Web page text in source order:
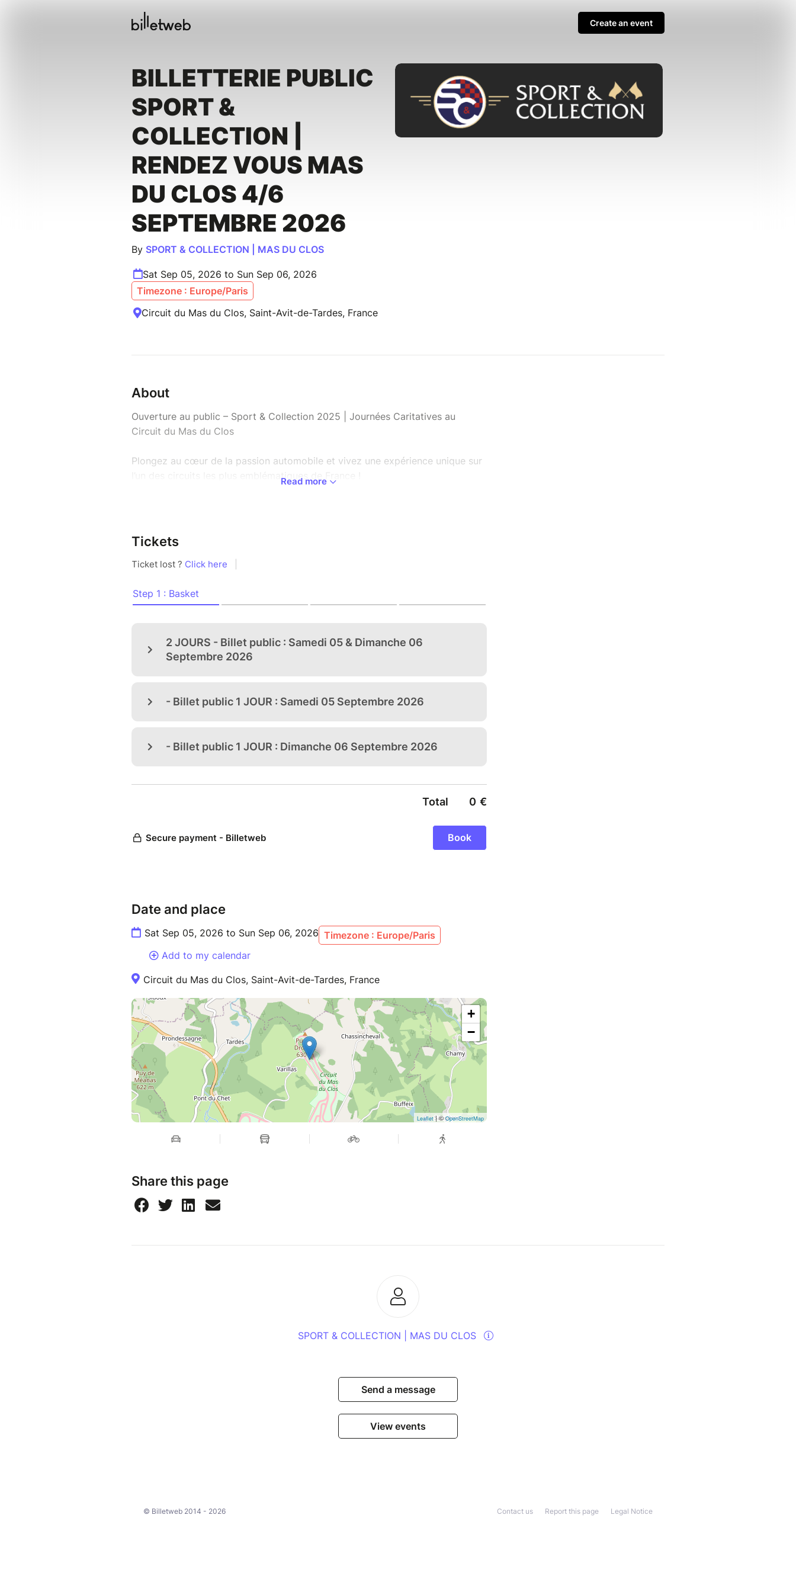
Create an event
BILLETTERIE PUBLIC
SPORT &
COLLECTION |
RENDEZ VOUS MAS
DU CLOS 4/6
SEPTEMBRE 2026
By SPORT & COLLECTION | MAS DU CLOS
Sat Sep 05, 2026 to Sun Sep 06, 2026
Timezone : Europe/Paris
Circuit du Mas du Clos, Saint-Avit-de-Tardes, France
About
Ouverture au public – Sport & Collection 2025 | Journées Caritatives au
Circuit du Mas du Clos
Plongez au cœur de la passion automobile et vivez une expérience unique sur
l’un des circuits les plus emblématiques de France !
cancérologie du CHU de Poitiers.
DATES ET HORAIRES D'OUVERTURE AU PUBLIC :
- Dimanche 7 septembre 2025 de 10h00 à 18h00
LIEU : Circuit du Mas du Clos – Saint-Avit-de-Tardes (23200)
Au programme :
-Exposition & parade le de voitures d’exception (parade le dimanche
-Baptêmes passager en supercar : disponibles sur place – 40 € les deux tours
* 20 € le pass 2 jours
* Billetterie ouverte dès maintenant – places très limitées !
Read more
Tickets
Date and place
Sat Sep 05, 2026 to Sun Sep 06, 2026 Timezone : Europe/Paris
Add to my calendar
Circuit du Mas du Clos, Saint-Avit-de-Tardes, France
+
−
Leaflet| ©OpenStreetMap
Share this page
SPORT & COLLECTION | MAS DU CLOS
Send a message
View events
© Billetweb 2014 - 2026 Legal Notice
Report this page
Contact us